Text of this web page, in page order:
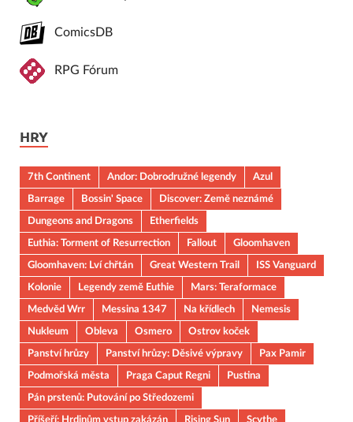
ComicsDB
RPG Fórum
HRY
7th Continent Andor: Dobrodružné legendy
Azul
Barrage
Bossin' Space
Discover: Země neznámé
Dungeons and Dragons
Etherfields
Euthia: Torment of Resurrection
Fallout
Gloomhaven
Gloomhaven: Lví chřtán
Great Western Trail
ISS Vanguard
Kolonie
Legendy země Euthie
Mars: Teraformace
Medvěd Wrr
Messina 1347 Na křídlech
Nemesis
Nukleum
Obleva Osmero
Ostrov koček
Panství hrůzy
Panství hrůzy: Děsivé výpravy
Pax Pamir
Podmořská města
Praga Caput Regni
Pustina
Pán prstenů: Putování po Středozemi
Příšeří: Hrdinům vstup zakázán
Rising Sun Scythe